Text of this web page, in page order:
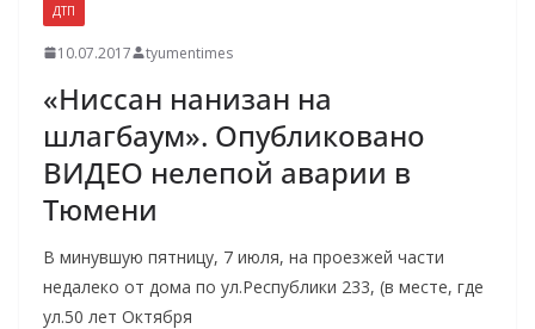
ДТП
10.07.2017 tyumentimes
«Ниссан нанизан на
шлагбаум». Опубликовано
ВИДЕО нелепой аварии в
Тюмени
В минувшую пятницу, 7 июля, на проезжей части
недалеко от дома по ул.Республики 233, (в месте, где
ул.50 лет Октября